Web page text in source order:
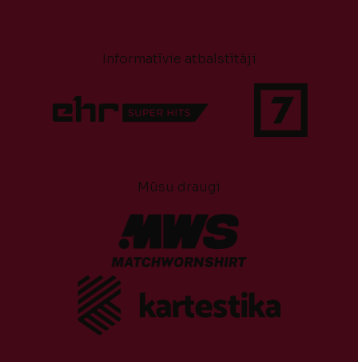
Informatīvie atbalstītāji
Mūsu draugi